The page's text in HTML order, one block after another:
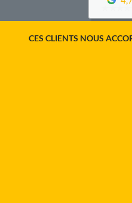
CES CLIENTS NOUS